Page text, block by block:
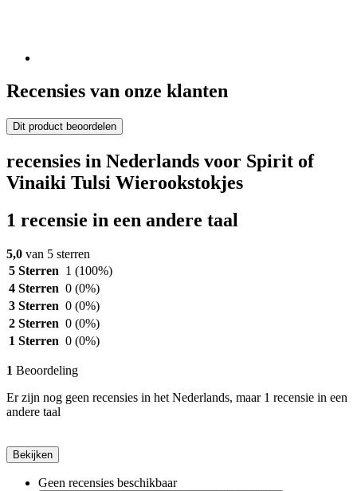
Recensies van onze klanten
Dit product beoordelen
recensies in Nederlands voor Spirit of
Vinaiki Tulsi Wierookstokjes
1 recensie in een andere taal
5,0 van 5 sterren
5 Sterren 1 (100%)
4 Sterren 0 (0%)
3 Sterren 0 (0%)
2 Sterren 0 (0%)
1 Sterren 0 (0%)
1 Beoordeling
Er zijn nog geen recensies in het Nederlands, maar 1 recensie in een
andere taal
Bekijken
Geen recensies beschikbaar